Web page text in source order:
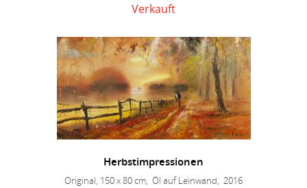
Verkauft
Herbstimpressionen
Original, 150 x 80 cm, Öl auf Leinwand, 2016